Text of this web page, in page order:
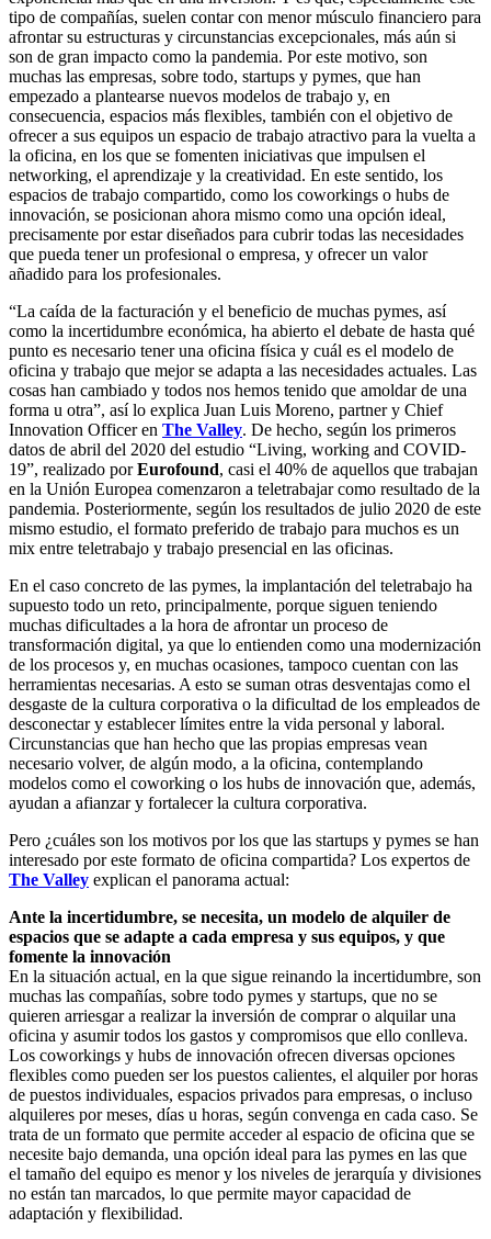
tipo de compañías, suelen contar con menor músculo financiero para
afrontar su estructuras y circunstancias excepcionales, más aún si
son de gran impacto como la pandemia. Por este motivo, son
muchas las empresas, sobre todo, startups y pymes, que han
empezado a plantearse nuevos modelos de trabajo y, en
consecuencia, espacios más flexibles, también con el objetivo de
ofrecer a sus equipos un espacio de trabajo atractivo para la vuelta a
la oficina, en los que se fomenten iniciativas que impulsen el
networking, el aprendizaje y la creatividad. En este sentido, los
espacios de trabajo compartido, como los coworkings o hubs de
innovación, se posicionan ahora mismo como una opción ideal,
precisamente por estar diseñados para cubrir todas las necesidades
que pueda tener un profesional o empresa, y ofrecer un valor
añadido para los profesionales.
“La caída de la facturación y el beneficio de muchas pymes, así
como la incertidumbre económica, ha abierto el debate de hasta qué
punto es necesario tener una oficina física y cuál es el modelo de
oficina y trabajo que mejor se adapta a las necesidades actuales. Las
cosas han cambiado y todos nos hemos tenido que amoldar de una
forma u otra”, así lo explica Juan Luis Moreno, partner y Chief
Innovation Officer en The Valley. De hecho, según los primeros
datos de abril del 2020 del estudio “Living, working and COVID-
19”, realizado porEurofound, casi el 40% de aquellos que trabajan
en la Unión Europea comenzaron a teletrabajar como resultado de la
pandemia. Posteriormente, según los resultados de julio 2020 de este
mismo estudio, el formato preferido de trabajo para muchos es un
mix entre teletrabajo y trabajo presencial en las oficinas.
En el caso concreto de las pymes, la implantación del teletrabajo ha
supuesto todo un reto, principalmente, porque siguen teniendo
muchas dificultades a la hora de afrontar un proceso de
transformación digital, ya que lo entienden como una modernización
de los procesos y, en muchas ocasiones, tampoco cuentan con las
herramientas necesarias. A esto se suman otras desventajas como el
desgaste de la cultura corporativa o la dificultad de los empleados de
desconectar y establecer límites entre la vida personal y laboral.
Circunstancias que han hecho que las propias empresas vean
necesario volver, de algún modo, a la oficina, contemplando
modelos como el coworking o los hubs de innovación que, además,
ayudan a afianzar y fortalecer la cultura corporativa.
Pero ¿cuáles son los motivos por los que las startups y pymes se han
interesado por este formato de oficina compartida? Los expertos de
The Valley explican el panorama actual:
Ante la incertidumbre, se necesita, un modelo de alquiler de
espacios que se adapte a cada empresa y sus equipos, y que
fomente la innovación
En la situación actual, en la que sigue reinando la incertidumbre, son
muchas las compañías, sobre todo pymes y startups, que no se
quieren arriesgar a realizar la inversión de comprar o alquilar una
oficina y asumir todos los gastos y compromisos que ello conlleva.
Los coworkings y hubs de innovación ofrecen diversas opciones
flexibles como pueden ser los puestos calientes, el alquiler por horas
de puestos individuales, espacios privados para empresas, o incluso
alquileres por meses, días u horas, según convenga en cada caso. Se
trata de un formato que permite acceder al espacio de oficina que se
necesite bajo demanda, una opción ideal para las pymes en las que
el tamaño del equipo es menor y los niveles de jerarquía y divisiones
no están tan marcados, lo que permite mayor capacidad de
adaptación y flexibilidad.